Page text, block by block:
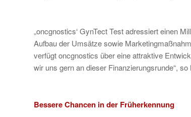
„oncgnostics‘ GynTect Test adressiert einen
Aufbau der Umsätze sowie
verfügt oncgnostics über eine attraktive
wir uns gern an dieser Finanzierungsrunde“,
Bessere Chancen in der Früherkennung